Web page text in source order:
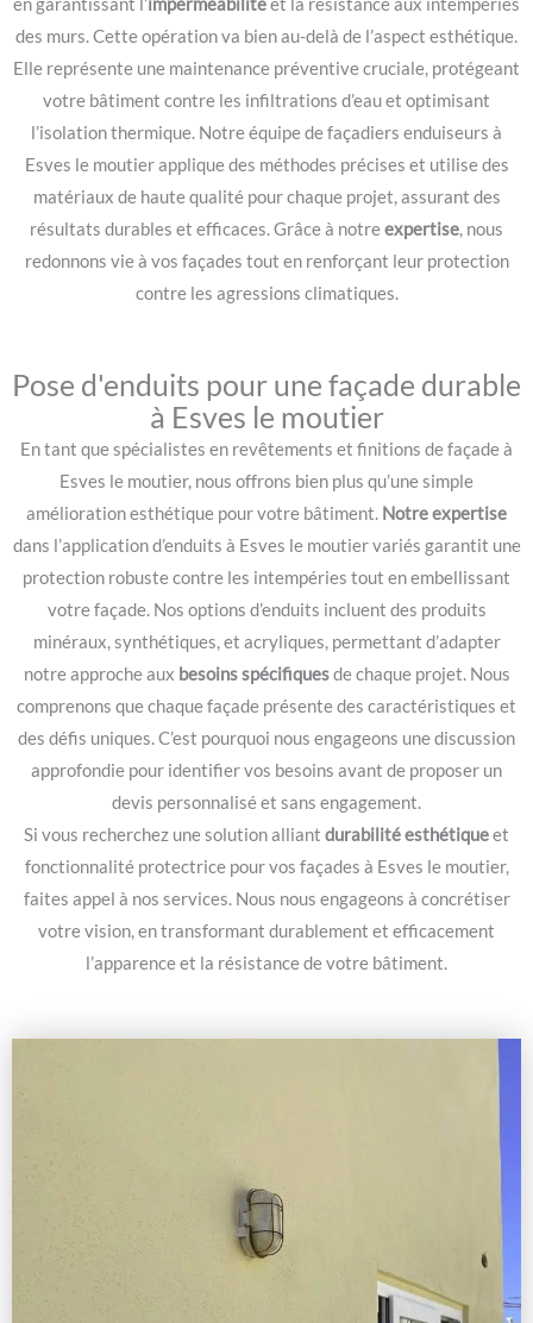
en garantissant l’imperméabilitéet la résistance aux intempéries
des murs. Cette opération va bien au-delà de l’aspect esthétique.
Elle représente une maintenance préventive cruciale, protégeant
votre bâtiment contre les infiltrations d’eau et optimisant
l’isolation thermique. Notre équipe de façadiers enduiseurs à
Esves le moutier applique des méthodes précises et utilise des
matériaux de haute qualité pour chaque projet, assurant des
résultats durables et efficaces. Grâce à notreexpertise, nous
redonnons vie à vos façades tout en renforçant leur protection
contre les agressions climatiques.
Pose d'enduits pour une façade durable
à Esves le moutier
En tant que spécialistes en revêtements et finitions de façade à
Esves le moutier, nous offrons bien plus qu’une simple
amélioration esthétique pour votre bâtiment. Notre expertise
dans l’application d’enduits à Esves le moutier variés garantit une
protection robuste contre les intempéries tout en embellissant
votre façade. Nos options d’enduits incluent des produits
minéraux, synthétiques, et acryliques, permettant d’adapter
notre approche aux besoins spécifiquesde chaque projet. Nous
comprenons que chaque façade présente des caractéristiques et
des défis uniques. C’est pourquoi nous engageons une discussion
approfondie pour identifier vos besoins avant de proposer un
devis personnalisé et sans engagement.
Si vous recherchez une solution alliant durabilité esthétiqueet
fonctionnalité protectrice pour vos façades à Esves le moutier,
faites appel à nos services. Nous nous engageons à concrétiser
votre vision, en transformant durablement et efficacement
l’apparence et la résistance de votre bâtiment.